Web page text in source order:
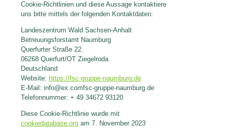
Cookie-Richtlinien und diese Aussage kontaktiere
uns bitte mittels der folgenden Kontaktdaten:
Landeszentrum Wald Sachsen-Anhalt
Betreuungsforstamt Naumburg
Querfurter Straße 22
06268 Querfurt/OT Ziegelroda
Deutschland
Website: https://fsc-gruppe-naumburg.de
E-Mail: info@ex.comfsc-gruppe-naumburg.de
Telefonnummer: + 49 34672 93120
Diese Cookie-Richtlinie wurde mit
cookiedatabase.org am 7. November 2023